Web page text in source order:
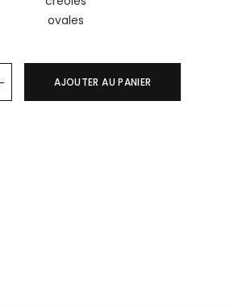
ovales
quantity
AJOUTER AU PANIER